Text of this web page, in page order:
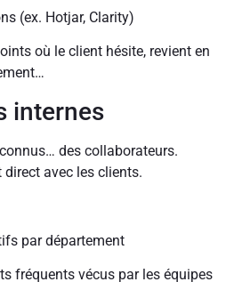
(ex. Hotjar, Clarity)
où le client hésite, revient en
internes
des collaborateurs.
avec les clients.
par département
fréquents vécus par les équipes